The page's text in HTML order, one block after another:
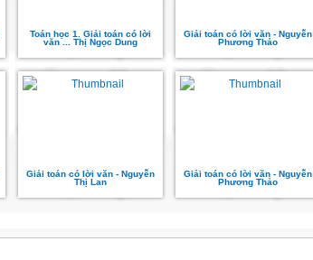
Toán học 1. Giải toán có lời
văn ... Thị Ngọc Dung
Giải toán có lời văn - Nguyễn
Phương Thảo
Giải toán có lời văn - Nguyễn
Thị Lan
Giải toán có lời văn - Nguyễn
Phương Thảo